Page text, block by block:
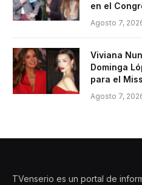
en el
Agosto 7,
Viviana
Dominga
para el
Agosto 7,
TVenserio es un portal de